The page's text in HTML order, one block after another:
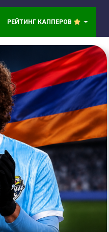
РЕЙТИНГ КАППЕРОВ